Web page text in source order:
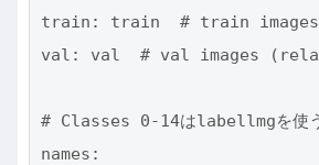
train: train  # train
val: val  # val images
# Classes 0-14はlabellmgを使う
names: